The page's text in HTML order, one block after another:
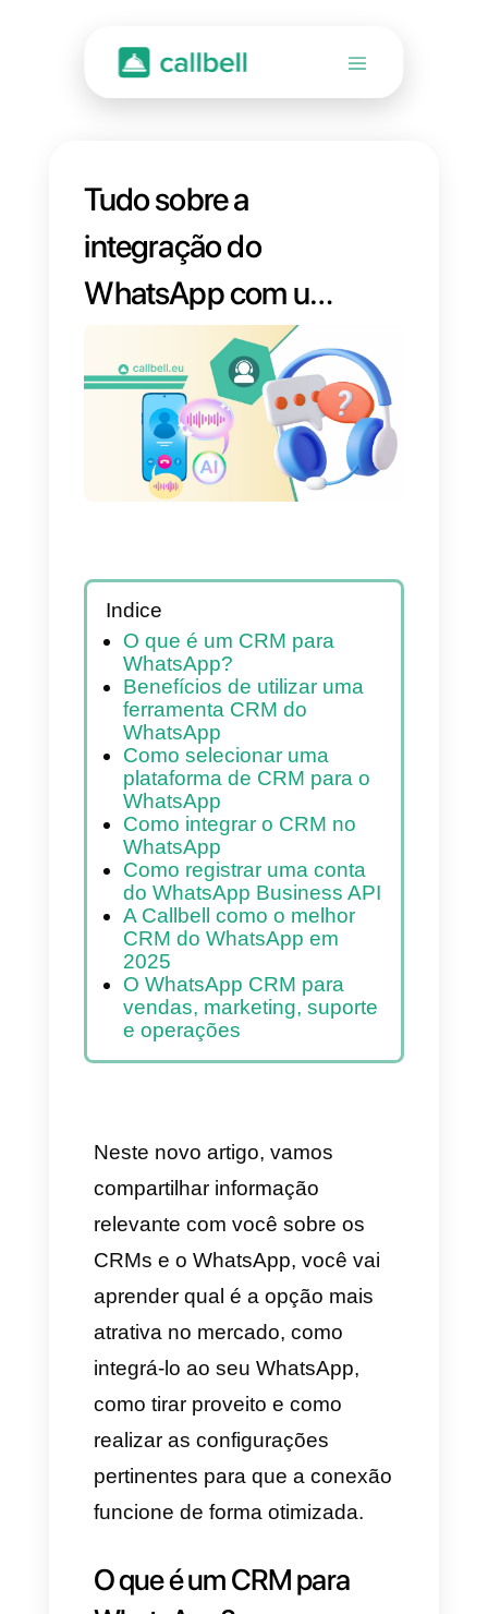
Tudo sobre a
integração do
WhatsApp com um
CRM em 2025
Indice
O que é um CRM para
WhatsApp?
Benefícios de utilizar uma
ferramenta CRM do
WhatsApp
Como selecionar uma
plataforma de CRM para o
WhatsApp
Como integrar o CRM no
WhatsApp
Como registrar uma conta
CRM do WhatsApp em
2025
O WhatsApp CRM para
vendas, marketing, suporte
e operações
Neste novo artigo, vamos
compartilhar informação
relevante com você sobre os
aprender qual é a opção mais